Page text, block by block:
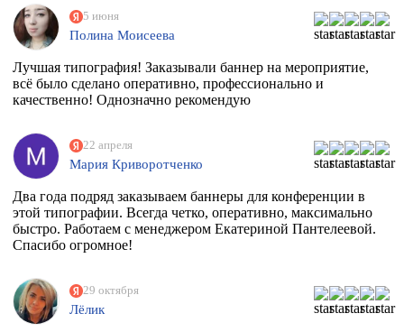
5 июня
Полина Моисеева
Лучшая типография! Заказывали баннер на мероприятие,
всё было сделано оперативно, профессионально и
качественно! Однозначно рекомендую
22 апреля
Мария Криворотченко
Два года подряд заказываем баннеры для конференции в
этой типографии. Всегда четко, оперативно, максимально
быстро. Работаем с менеджером Екатериной Пантелеевой.
Спасибо огромное!
29 октября
Лёлик